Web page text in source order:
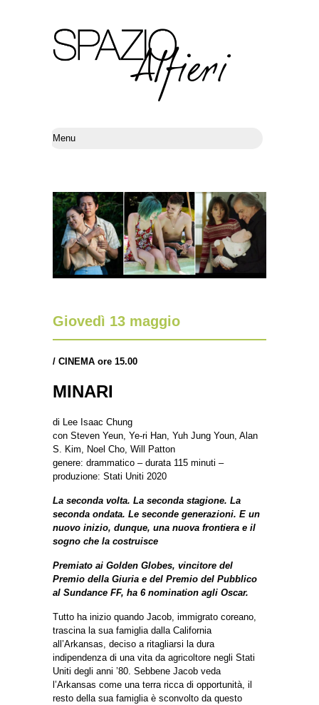
Giovedì 13 maggio
/ CINEMA ore 15.00
MINARI
di Lee Isaac Chung
con Steven Yeun, Ye-ri Han, Yuh Jung Youn, Alan
S. Kim, Noel Cho, Will Patton
genere: drammatico – durata 115 minuti –
produzione: Stati Uniti 2020
La seconda volta. La seconda stagione. La
seconda ondata. Le seconde generazioni. E un
nuovo inizio, dunque, una nuova frontiera e il
sogno che la costruisce
Premiato ai Golden Globes, vincitore del
Premio della Giuria e del Premio del Pubblico
al Sundance FF, ha 6 nomination agli Oscar.
Tutto ha inizio quando Jacob, immigrato coreano,
trascina la sua famiglia dalla California
all’Arkansas, deciso a ritagliarsi la dura
indipendenza di una vita da agricoltore negli Stati
Uniti degli anni ’80. Sebbene Jacob veda
l’Arkansas come una terra ricca di opportunità, il
resto della sua famiglia è sconvolto da questo